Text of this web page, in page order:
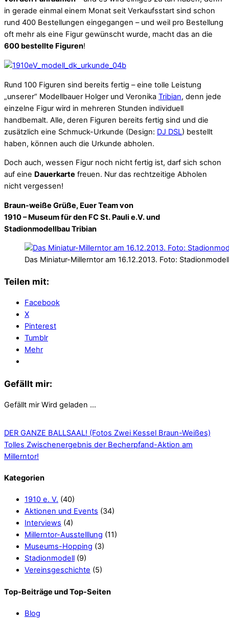
in gerade einmal einem Monat seit Verkaufsstart sind schon
rund 400 Bestellungen eingegangen – und weil pro Bestellung
oft mehr als eine Figur gewünscht wurde, macht das an die
600 bestellte Figuren!
Rund 100 Figuren sind bereits fertig – eine tolle Leistung
„unserer“ Modellbauer Holger und Veronika Tribian, denn jede
einzelne Figur wird in mehreren Stunden individuell
handbemalt. Alle, deren Figuren bereits fertig sind und die
zusätzlich eine Schmuck-Urkunde (Design: DJ DSL) bestellt
haben, können auch die Urkunde abholen.
Doch auch, wessen Figur noch nicht fertig ist, darf sich schon
auf eine Dauerkarte freuen. Nur das rechtzeitige Abholen
nicht vergessen!
Braun-weiße Grüße, Euer Team von
1910 – Museum für den FC St. Pauli e.V. und
Stadionmodellbau Tribian
Das Miniatur-Millerntor am 16.12.2013. Foto:
Teilen mit:
Facebook
X
Pinterest
Tumblr
Mehr
Gefällt mir:
Gefällt mir Wird geladen …
DER GANZE BALLSAAL! (Fotos Zwei Kessel Braun-Weißes)
Tolles Zwischenergebnis der Becherpfand-Aktion am
Millerntor!
Kategorien
1910 e. V. (40)
Aktionen und Events (34)
Interviews (4)
Millerntor-Ausstelllung (11)
Museums-Hopping (3)
Stadionmodell (9)
Vereinsgeschichte (5)
Top-Beiträge und Top-Seiten
Blog